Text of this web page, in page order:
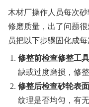
木材厂操作人员每次
修磨质量，出了问题
员把以下步骤固化成
修整前检查修整工具
缺或过度磨损，修
修整后检查砂轮表面
纹理是否均匀，有